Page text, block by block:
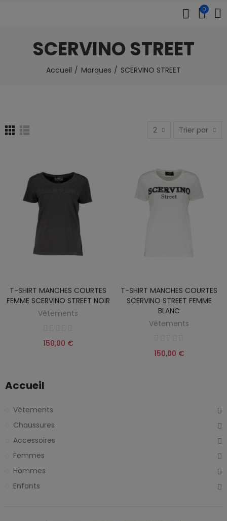
0
SCERVINO STREET
Accueil Marques SCERVINO STREET
2 Trier par
T-SHIRT MANCHES COURTES
FEMME SCERVINO STREET NOIR
Vêtements
150,00 €
T-SHIRT MANCHES COURTES
SCERVINO STREET FEMME
BLANC
Vêtements
150,00 €
Accueil
Vêtements
Chaussures
Accessoires
Femmes
Hommes
Enfants